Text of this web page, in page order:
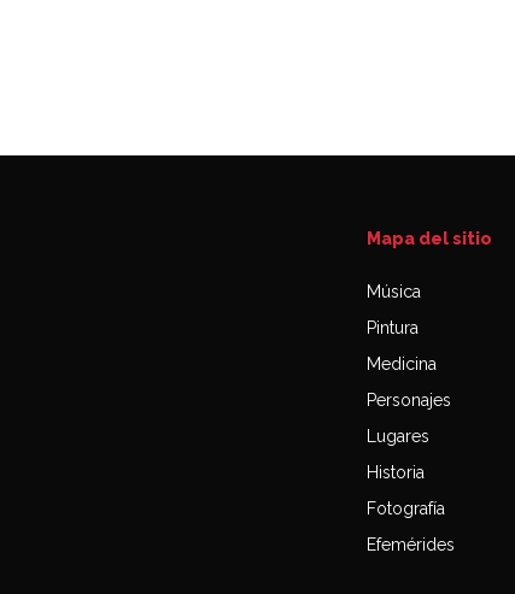
Mapa del sitio
Música
Pintura
Medicina
Personajes
Lugares
Historia
Fotografía
Efemérides